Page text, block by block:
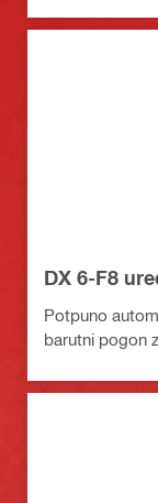
DX 6-F8
Potpuno
barutni pogon